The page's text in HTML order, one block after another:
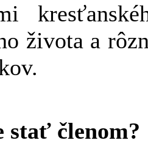
života a
stať členom?